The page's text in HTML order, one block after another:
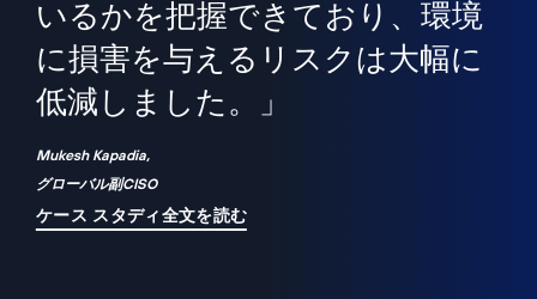
いるかを把握できており、環境
に損害を与えるリスクは大幅に
低減しました。」
Mukesh Kapadia,
グローバル副CISO
ケース スタディ全文を読む